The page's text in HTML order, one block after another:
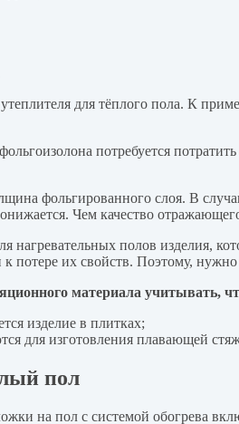
для тёплого пола. К
потребуется
фольгированного слоя. В
Чем качество
нагревательных полов изделия,
потере их свойств. Поэтому,
материала учитывать,
изделие в плитках;
для изготовления плавающей
пол
на пол с системой обогрева